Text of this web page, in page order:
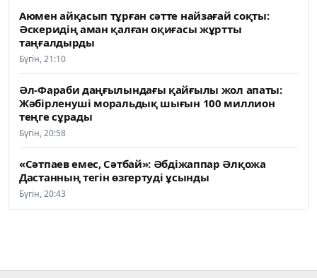
Аюмен айқасып тұрған сәтте найзағай соқты:
Әскеридің аман қалған оқиғасы жұртты
таңғалдырды
Бүгін, 21:10
Әл-Фараби даңғылындағы қайғылы жол апаты:
Жәбірленуші моральдық шығын 100 миллион
теңге сұрады
Бүгін, 20:58
«Сәтпаев емес, Сәтбай»: Әбдіжаппар Әлқожа
Дастанның тегін өзгертуді ұсынды
Бүгін, 20:43